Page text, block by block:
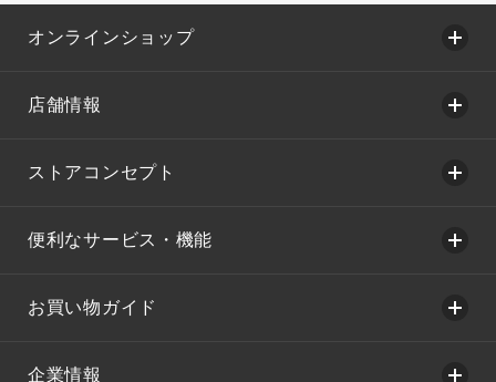
オンラインショップ
店舗情報
ストアコンセプト
便利なサービス・機能
お買い物ガイド
企業情報